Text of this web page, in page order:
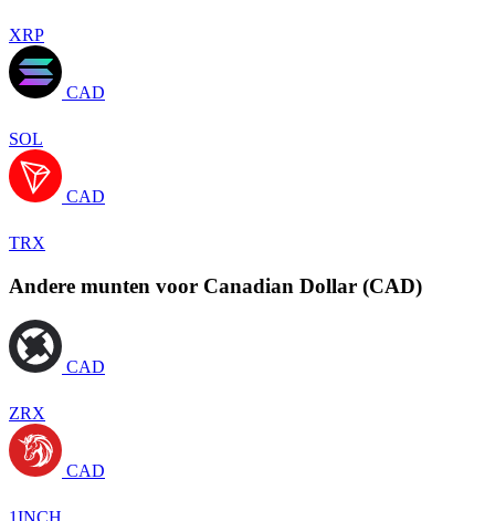
XRP
CAD
SOL
CAD
TRX
Andere munten voor Canadian Dollar (CAD)
CAD
ZRX
CAD
1INCH